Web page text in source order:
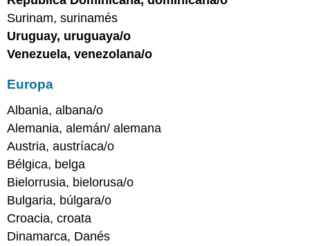
Surinam, surinamés
Uruguay, uruguaya/o
Venezuela, venezolana/o
Europa
Albania, albana/o
Alemania, alemán/ alemana
Austria, austríaca/o
Bélgica, belga
Bielorrusia, bielorusa/o
Bulgaria, búlgara/o
Croacia, croata
Dinamarca, Danés